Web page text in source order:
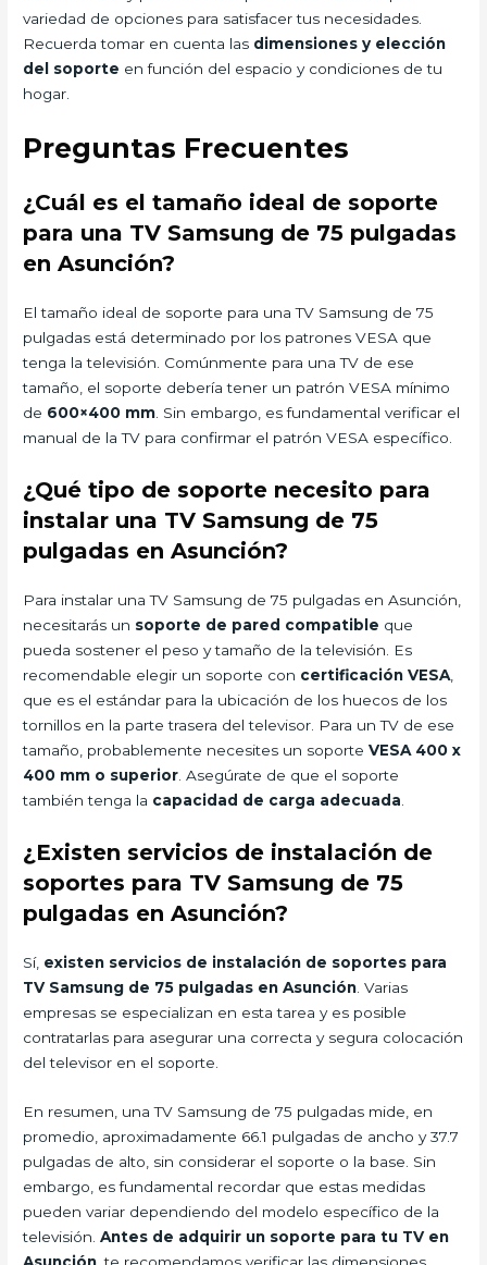
variedad de opciones para satisfacer tus necesidades.
Recuerda tomar en cuenta las dimensiones y elección
del soporte en función del espacio y condiciones de tu
hogar.
Preguntas Frecuentes
¿Cuál es el tamaño ideal de soporte
para una TV Samsung de 75 pulgadas
en Asunción?
El tamaño ideal de soporte para una TV Samsung de 75
pulgadas está determinado por los patrones VESA que
tenga la televisión. Comúnmente para una TV de ese
tamaño, el soporte debería tener un patrón VESA mínimo
de 600×400 mm . Sin embargo, es fundamental verificar el
manual de la TV para confirmar el patrón VESA específico.
¿Qué tipo de soporte necesito para
instalar una TV Samsung de 75
pulgadas en Asunción?
Para instalar una TV Samsung de 75 pulgadas en Asunción,
necesitarás un soporte de pared compatible que
pueda sostener el peso y tamaño de la televisión. Es
recomendable elegir un soporte con certificación VESA
que es el estándar para la ubicación de los huecos de los
tornillos en la parte trasera del televisor. Para un TV de ese
tamaño, probablemente necesites un soporteVESA 400 x
400 mm o superior . Asegúrate de que el soporte
también tenga la capacidad de carga adecuada
¿Existen servicios de instalación de
soportes para TV Samsung de 75
pulgadas en Asunción?
Sí, existen servicios de instalación de soportes para
TV Samsung de 75 pulgadas en Asunción . Varias
empresas se especializan en esta tarea y es posible
contratarlas para asegurar una correcta y segura colocación
del televisor en el soporte.
En resumen, una TV Samsung de 75 pulgadas mide, en
promedio, aproximadamente 66.1 pulgadas de ancho y 37.7
pulgadas de alto, sin considerar el soporte o la base. Sin
embargo, es fundamental recordar que estas medidas
pueden variar dependiendo del modelo específico de la
televisión.Antes de adquirir un soporte para tu TV en
Asunción , te recomendamos verificar las dimensiones